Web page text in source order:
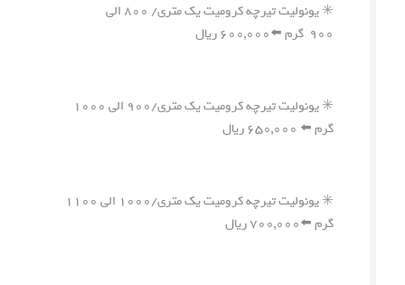
✳️ یونولیت تیرچه کرومیت یک متری/ ۸۰۰ الی
۹۰۰ گرم ⬅️۶۰۰,۰۰۰ ریال
✳️ یونولیت تیرچه کرومیت یک متری/۹۰۰ الی ۱۰۰۰
گرم ⬅️ ۶۵۰,۰۰۰ ریال
✳️ یونولیت تیرچه کرومیت یک متری/۱۰۰۰ الی ۱۱۰۰
گرم ⬅️۷۰۰,۰۰۰ ریال